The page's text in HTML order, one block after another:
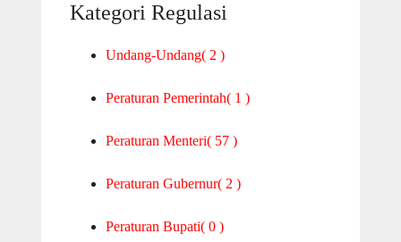
Kategori Regulasi
Undang-Undang( 2 )
Peraturan Pemerintah( 1 )
Peraturan Menteri( 57 )
Peraturan Gubernur( 2 )
Peraturan Bupati( 0 )